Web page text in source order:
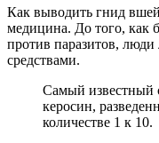
Как выводить гнид
медицина. До того, как
против паразитов,
средствами.
Самый известный
керосин,
количестве 1 к 10.